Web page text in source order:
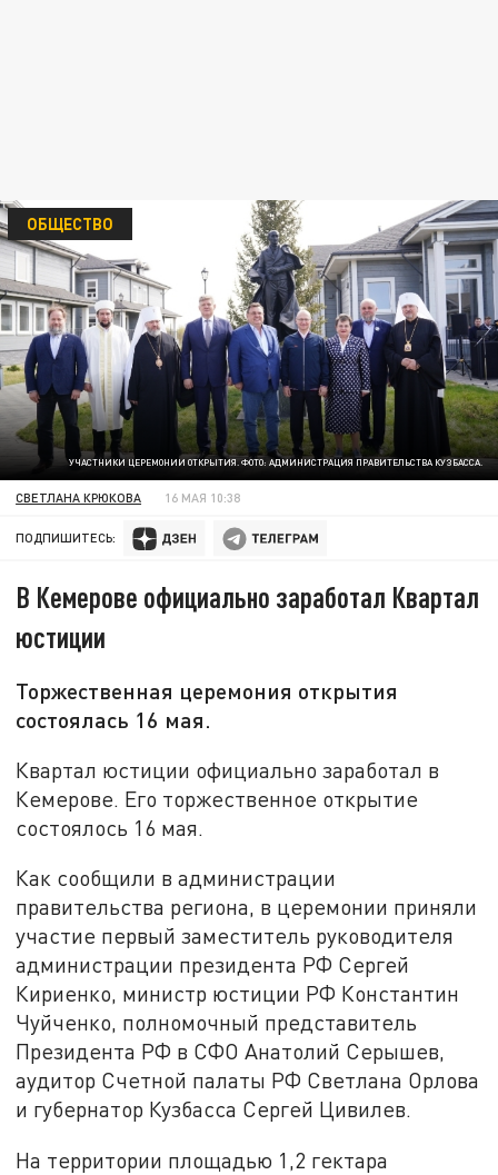
УЧАСТНИКИ ЦЕРЕМОНИИ ОТКРЫТИЯ. ФОТО: АДМИНИСТРАЦИЯ ПРАВИТЕЛЬСТВА КУЗБАССА.
ОБЩЕСТВО
СВЕТЛАНА КРЮКОВА 16 МАЯ 10:38
ПОДПИШИТЕСЬ:
В Кемерове официально заработал Квартал
юстиции
Торжественная церемония открытия
состоялась 16 мая.
Квартал юстиции официально заработал в
Кемерове. Его торжественное открытие
состоялось 16 мая.
Как сообщили в администрации
правительства региона, в церемонии приняли
участие первый заместитель руководителя
администрации президента РФ Сергей
Кириенко, министр юстиции РФ Константин
Чуйченко, полномочный представитель
Президента РФ в СФО Анатолий Серышев,
аудитор Счетной палаты РФ Светлана Орлова
и губернатор Кузбасса Сергей Цивилев.
На территории площадью 1,2 гектара